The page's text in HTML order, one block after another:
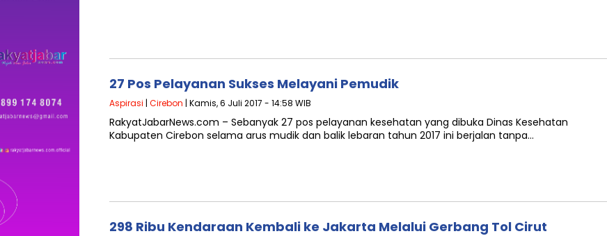
27 Pos Pelayanan Sukses Melayani Pemudik
Aspirasi | Cirebon | Kamis, 6 Juli 2017 - 14:58 WIB
RakyatJabarNews.com – Sebanyak 27 pos pelayanan kesehatan yang dibuka Dinas Kesehatan
Kabupaten Cirebon selama arus mudik dan balik lebaran tahun 2017 ini berjalan tanpa…
298 Ribu Kendaraan Kembali ke Jakarta Melalui Gerbang Tol Cirut